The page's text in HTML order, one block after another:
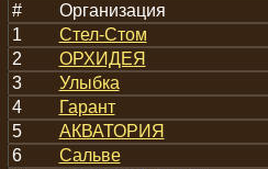
# Организация
1
Стел-Стом
2
ОРХИДЕЯ
3
Улыбка
4
Гарант
5
АКВАТОРИЯ
6
Сальве